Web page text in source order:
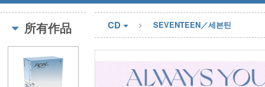
STRAY KIDS
盧廣仲 周杰伦
所有作品 CD SEVENTEEN／세븐틴